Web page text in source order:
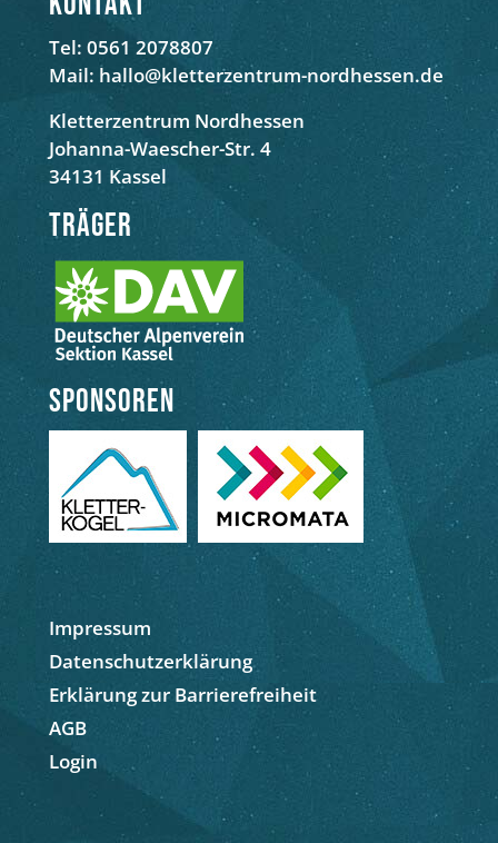
Tel: 0561 2078807
Mail: hallo@kletterzentrum-nordhessen.de
Kletterzentrum Nordhessen
Johanna-Waescher-Str. 4
34131 Kassel
Träger
Sponsoren
Impressum
Datenschutzerklärung
Erklärung zur Barrierefreiheit
AGB
Login